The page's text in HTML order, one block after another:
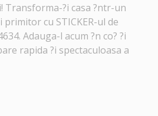
Transforma-?i casa ?ntr-un
primitor cu STICKER-ul de
Adauga-l acum ?n co? ?i
rapida ?i spectaculoasa a